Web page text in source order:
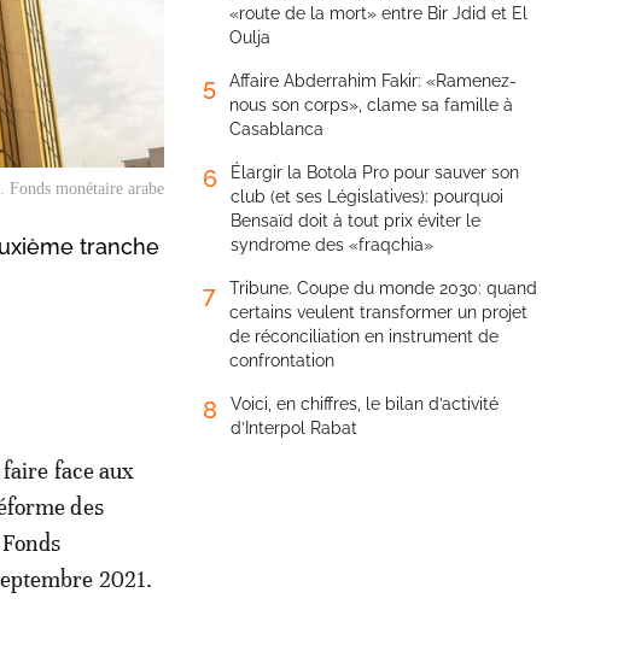
Fonds monétaire arabe
tranche
face aux
des
2021.
«route de la mort» entre Bir Jdid et El
Oulja
5
Affaire Abderrahim Fakir: «Ramenez-
nous son corps», clame sa famille à
Casablanca
6
Élargir la Botola Pro pour sauver son
club (et ses Législatives): pourquoi
Bensaïd doit à tout prix éviter le
syndrome des «fraqchia»
7
Tribune. Coupe du monde 2030: quand
certains veulent transformer un projet
de réconciliation en instrument de
confrontation
8
Voici, en chiffres, le bilan d’activité
d’Interpol Rabat